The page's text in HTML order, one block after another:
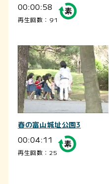
00:00:58
再生回数：91
春の富山城址公園3
00:04:11
再生回数：25